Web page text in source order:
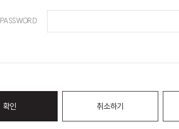
PASSWORD
확인 취소하기